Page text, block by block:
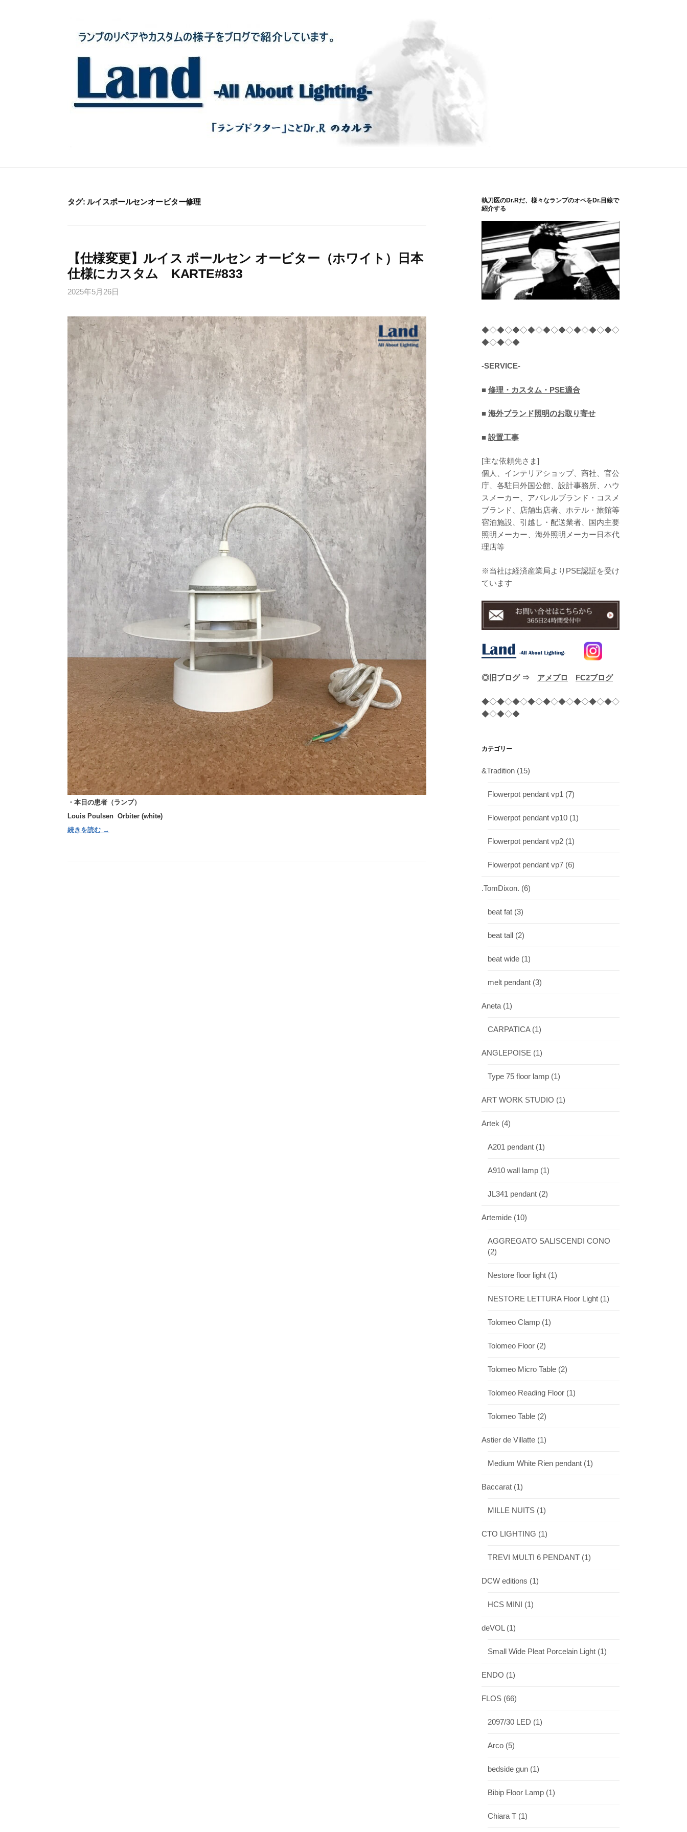
タグ: ルイスポールセンオービター修理
【仕様変更】ルイス ポールセン オービター（ホワイト）日本
仕様にカスタム KARTE#833
2025年5月26日
・本日の患者（ランプ）
Louis Poulsen Orbiter (white)
続きを読む →
執刀医のDr.Rだ、様々なランプのオペをDr.目線で
紹介する
◆◇◆◇◆◇◆◇◆◇◆◇◆◇◆◇◆◇
◆◇◆◇◆
-SERVICE-
■ 修理・カスタム・PSE適合
■ 海外ブランド照明のお取り寄せ
■ 設置工事
[主な依頼先さま]
個人、インテリアショップ、商社、官公
庁、各駐日外国公館、設計事務所、ハウ
スメーカー、アパレルブランド・コスメ
ブランド、店舗出店者、ホテル・旅館等
宿泊施設、引越し・配送業者、国内主要
照明メーカー、海外照明メーカー日本代
理店等
※当社は経済産業局よりPSE認証を受け
ています
◎旧ブログ ⇒ アメブロ FC2ブログ
◆◇◆◇◆◇◆◇◆◇◆◇◆◇◆◇◆◇
◆◇◆◇◆
カテゴリー
&Tradition (15)
Flowerpot pendant vp1 (7)
Flowerpot pendant vp10 (1)
Flowerpot pendant vp2 (1)
Flowerpot pendant vp7 (6)
.TomDixon. (6)
beat fat (3)
beat tall (2)
beat wide (1)
melt pendant (3)
Aneta (1)
CARPATICA(1)
ANGLEPOISE (1)
Type 75 floor lamp (1)
ART WORK STUDIO (1)
Artek (4)
A201 pendant (1)
A910 wall lamp (1)
JL341 pendant (2)
Artemide (10)
AGGREGATO SALISCENDI CONO
(2)
Nestore floor light (1)
NESTORE LETTURA Floor Light (1)
Tolomeo Clamp (1)
Tolomeo Floor (2)
Tolomeo Micro Table (2)
Tolomeo Reading Floor (1)
Tolomeo Table (2)
Astier de Villatte (1)
Medium White Rien pendant (1)
Baccarat (1)
MILLE NUITS (1)
CTO LIGHTING (1)
TREVI MULTI 6 PENDANT (1)
DCW editions (1)
HCS MINI (1)
deVOL (1)
Small Wide Pleat Porcelain Light (1)
ENDO (1)
FLOS (66)
2097/30 LED (1)
Arco (5)
bedside gun (1)
Bibip Floor Lamp (1)
Chiara T (1)